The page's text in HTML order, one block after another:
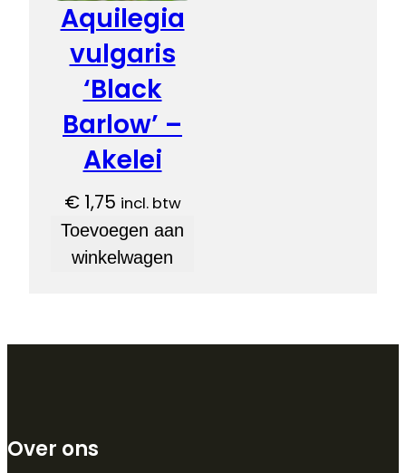
Aquilegia
vulgaris
‘Black
Barlow’ –
Akelei
€1,75 incl. btw
Toevoegen aan
winkelwagen
Over ons